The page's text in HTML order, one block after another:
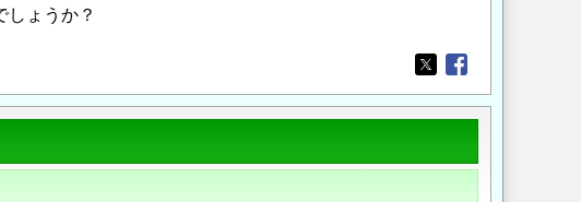
しょうか？
Opens in a new
Opens in a new